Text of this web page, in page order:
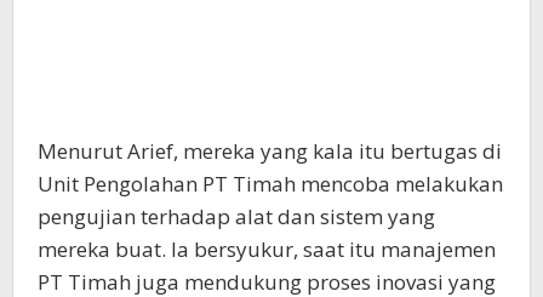
Menurut Arief, mereka yang kala itu bertugas di
Unit Pengolahan PT Timah mencoba melakukan
pengujian terhadap alat dan sistem yang
mereka buat. Ia bersyukur, saat itu manajemen
PT Timah juga mendukung proses inovasi yang